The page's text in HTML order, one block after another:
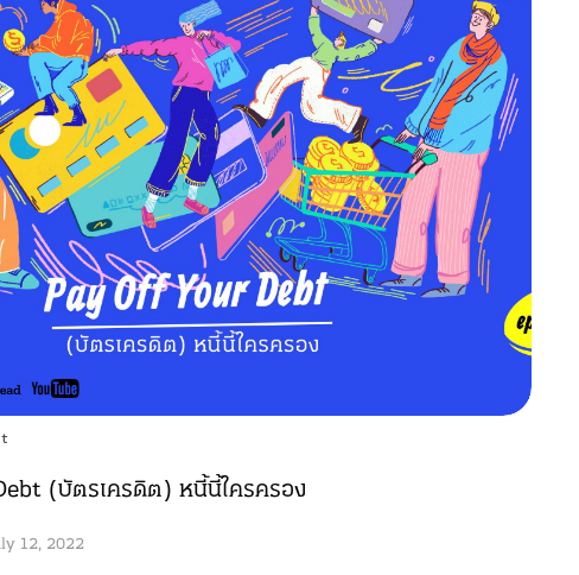
(บัตรเครดิต) หนี้นี้ใครครอง
12, 2022